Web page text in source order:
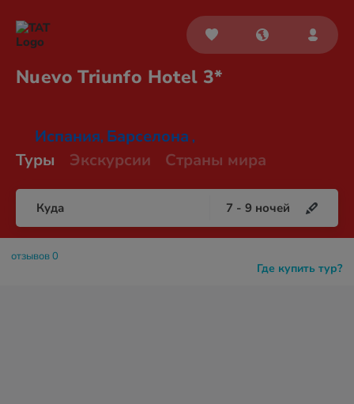
Nuevo Triunfo Hotel 3*
Испания, Барселона ,
Туры Экскурсии Страны мира
Куда 7 - 9 ночей
Где купить тур?
отзывов 0